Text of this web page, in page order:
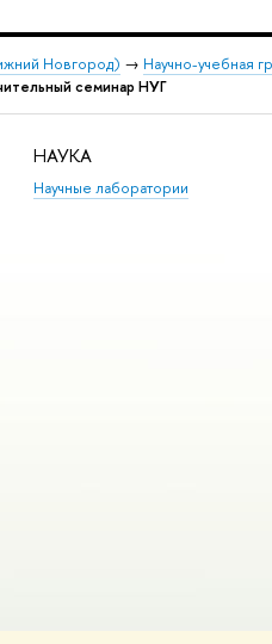
Новгород) → Научно-учебная
семинар НУГ
НАУКА
Научные лаборатории